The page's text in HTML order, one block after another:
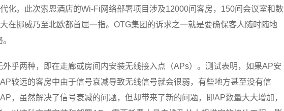
化。此次索恩酒店的Wi-Fi网络部署项目涉及12000间客房，150间会议室和数
在挪威乃至北欧都首屈一指。OTG集团的诉求之一就是要确保客人随时随地
乎两种，即在走廊或房间内安装无线接入点（APs）。测试表明，如果AP安
较远的客房中由于信号衰减导致无线信号就会很弱，有些地方甚至没有信
，虽然解决了信号衰减的问题，但却带来了新的问题，即AP数量大大增加，